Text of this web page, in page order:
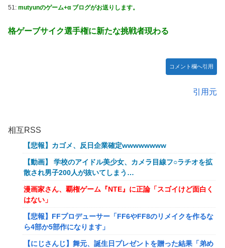
51: mutyunのゲーム+α ブログがお送りします。
格ゲーブサイク選手権に新たな挑戦者現わる
コメント欄へ引用
引用元
相互RSS
【悲報】カゴメ、反日企業確定wwwwwwww
【動画】 学校のアイドル美少女、カメラ目線フ○ラチオを拡
散され男子200人が抜いてしまう…
漫画家さん、覇権ゲーム『NTE』に正論「スゴイけど面白く
はない」
【悲報】FFプロデューサー「FF6やFF8のリメイクを作るな
ら4部か5部作になります」
【にじさんじ】舞元、誕生日プレゼントを贈った結果「弟め